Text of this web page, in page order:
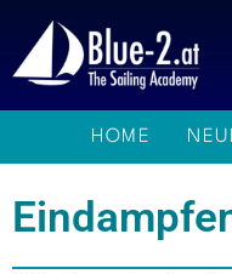
Zum
Inhalt
springen
HOME